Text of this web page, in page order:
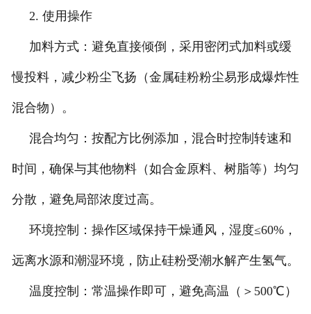
2. 使用操作
加料方式：避免直接倾倒，采用密闭式加料或缓
慢投料，减少粉尘飞扬（金属硅粉粉尘易形成爆炸性
混合物）。
混合均匀：按配方比例添加，混合时控制转速和
时间，确保与其他物料（如合金原料、树脂等）均匀
分散，避免局部浓度过高。
环境控制：操作区域保持干燥通风，湿度≤60%，
远离水源和潮湿环境，防止硅粉受潮水解产生氢气。
温度控制：常温操作即可，避免高温（＞500℃）